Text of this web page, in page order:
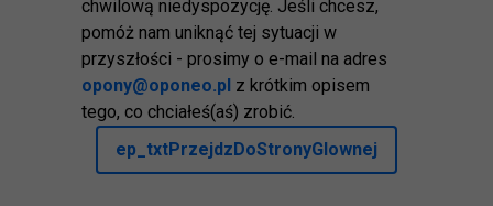
chwilową niedyspozycję. Jeśli chcesz,
pomóż nam uniknąć tej sytuacji w
przyszłości - prosimy o e-mail na adres
opony@oponeo.pl z krótkim opisem
tego, co chciałeś(aś) zrobić.
ep_txtPrzejdzDoStronyGlownej